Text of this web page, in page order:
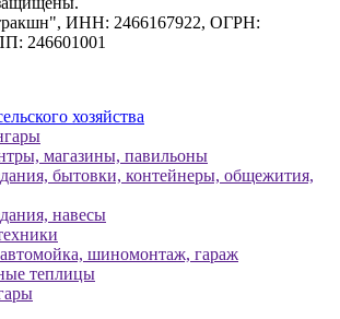
ИНН: 2466167922, ОГРН:
246601001
хозяйства
магазины, павильоны
бытовки, контейнеры, общежития,
навесы
шиномонтаж, гараж
теплицы